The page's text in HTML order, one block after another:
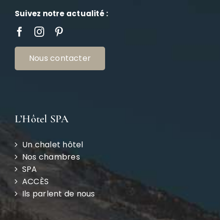
Suivez notre actualité :
Nous contacter
L’Hôtel SPA
Un chalet hôtel
Nos chambres
SPA
ACCÈS
Ils parlent de nous